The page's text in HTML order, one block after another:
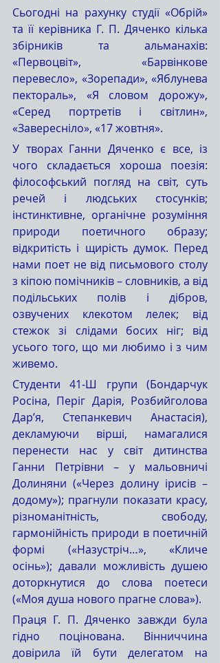
Сьогодні на рахунку студії «Обрій»
та її керівника Г. П. Дяченко кілька
збірників та альманахів:
«Первоцвіт», «Барвінкове
перевесло», «Зорепади», «Яблунева
пектораль», «Я словом дорожу»,
«Серед портретів і світлин»,
«Завересніло», «17 жовтня».
У творах Ганни Дяченко є все, із
чого складається хороша поезія:
філософський погляд на світ, суть
речей і людських стосунків;
інстинктивне, органічне розуміння
природи поетичного образу;
відкритість і щирість думок. Перед
нами поет не від письмового столу
з кіпою помічників – словників, а від
подільських полів і дібров,
озвучених клекотом лелек; від
стежок зі слідами босих ніг; від
усього того, що ми любимо і з чим
живемо.
Студенти 41-Ш групи (Бондарчук
Росіна, Періг Дарія, Розбийголова
Дар’я, Степанкевич Анастасія),
декламуючи вірші, намагалися
перенести нас у світ дитинства
Ганни Петрівни – у мальовничі
Долиняни («Через долину ірисів –
додому»); прагнули показати красу,
різноманітність, свободу,
гармонійність природи в поетичній
формі («Назустріч…», «Кличе
осінь»); давали можливість душею
доторкнутися до слова поетеси
(«Моя душа нового прагне слова»).
Праця Г. П. Дяченко завжди була
гідно поцінована. Вінниччина
довірила їй бути делегатом на